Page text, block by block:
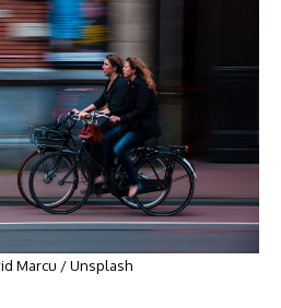
Marcu / Unsplash